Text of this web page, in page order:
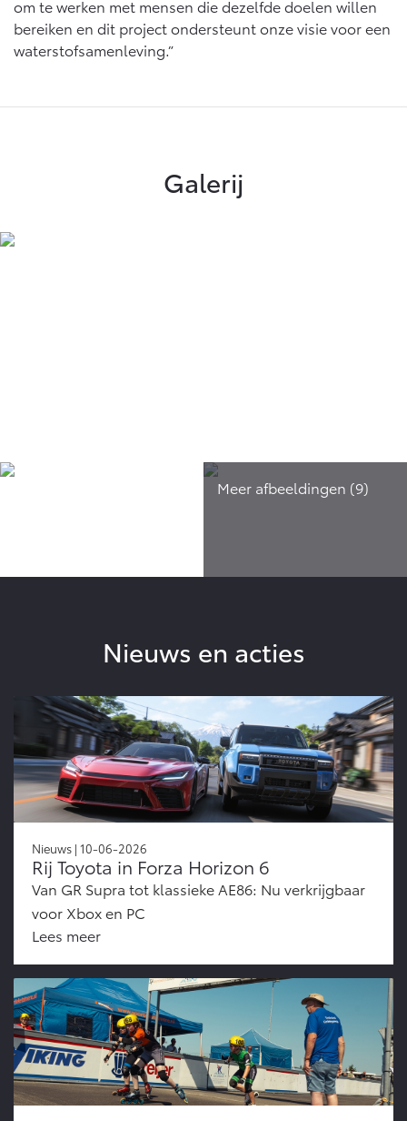
om te werken met mensen die dezelfde doelen willen
bereiken en dit project ondersteunt onze visie voor een
waterstofsamenleving.”
Galerij
Nieuws en acties
Nieuws | 10-06-2026
Rij Toyota in Forza Horizon 6
Van GR Supra tot klassieke AE86: Nu verkrijgbaar
voor Xbox en PC
Lees meer